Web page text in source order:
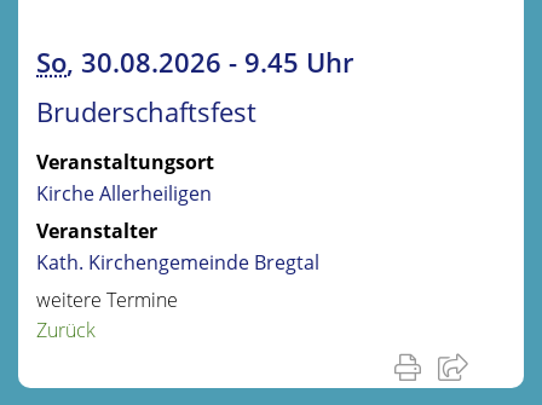
So, 30.08.2026 - 9.45 Uhr
Bruderschaftsfest
Veranstaltungsort
Kirche Allerheiligen
Veranstalter
Kath. Kirchengemeinde Bregtal
weitere Termine
Zurück